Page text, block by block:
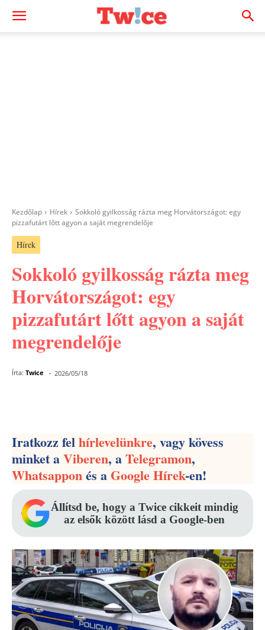
Kezdőlap Hírek
Sokkoló gyilkosság rázta meg Horvátországot: egy
pizzafutárt lőtt agyon a saját megrendelője
Hírek
Sokkoló gyilkosság rázta meg
Horvátországot: egy
pizzafutárt lőtt agyon a saját
megrendelője
Írta: Twice - 2026/05/18
Iratkozz felhírlevelünkre, vagy kövess
minket aViberen, aTelegramon,
Whatsapponés aGoogle Hírek-en!
Állítsd be, hogy a Twice cikkeit mindig
az elsők között lásd a Google-ben